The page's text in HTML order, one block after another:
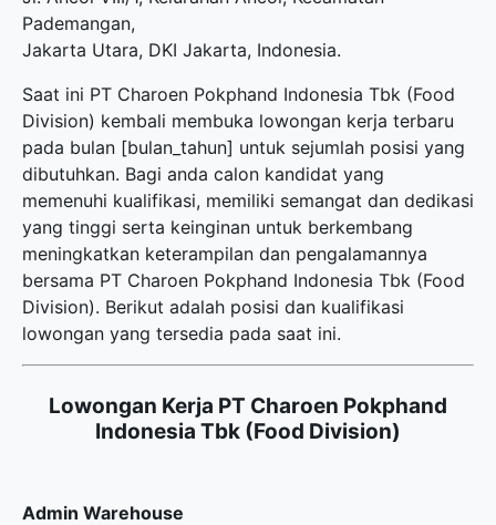
Pademangan,
Jakarta Utara, DKI Jakarta, Indonesia.
Saat ini PT Charoen Pokphand Indonesia Tbk (Food
Division) kembali membuka lowongan kerja terbaru
pada bulan [bulan_tahun] untuk sejumlah posisi yang
dibutuhkan. Bagi anda calon kandidat yang
memenuhi kualifikasi, memiliki semangat dan dedikasi
yang tinggi serta keinginan untuk berkembang
meningkatkan keterampilan dan pengalamannya
bersama PT Charoen Pokphand Indonesia Tbk (Food
Division). Berikut adalah posisi dan kualifikasi
lowongan yang tersedia pada saat ini.
Lowongan Kerja PT Charoen Pokphand
Indonesia Tbk (Food Division)
Admin Warehouse